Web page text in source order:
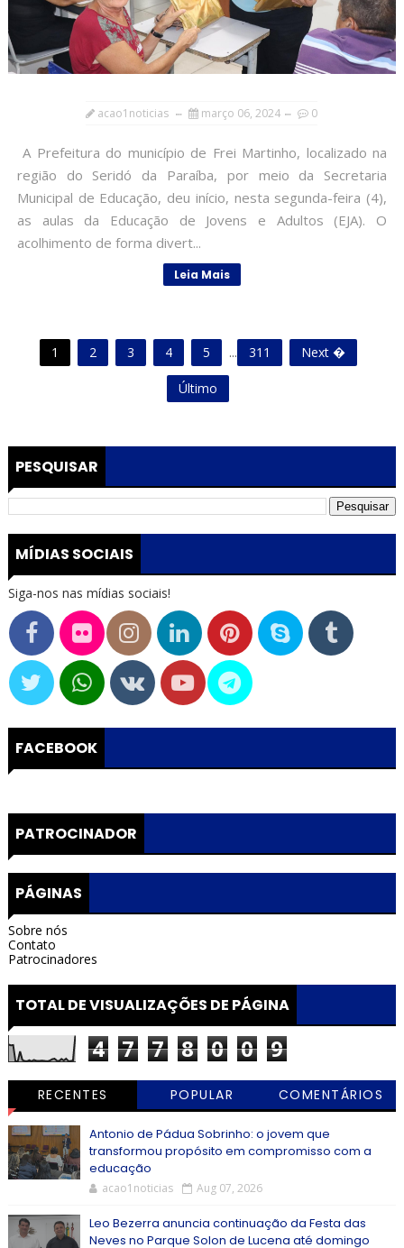
acao1noticias março 06, 2024 0
A Prefeitura do município de Frei Martinho, localizado na
região do Seridó da Paraíba, por meio da Secretaria
Municipal de Educação, deu início, nesta segunda-feira (4),
as aulas da Educação de Jovens e Adultos (EJA). O
acolhimento de forma divert...
Leia Mais
1 2 3 4 5 ... 311 Next �
Último
PESQUISAR
MÍDIAS SOCIAIS
Siga-nos nas mídias sociais!
FACEBOOK
PATROCINADOR
PÁGINAS
Sobre nós
Contato
Patrocinadores
TOTAL DE VISUALIZAÇÕES DE PÁGINA
4 7 7 8 0 0 9
RECENTES POPULAR COMENTÁRIOS
Antonio de Pádua Sobrinho: o jovem que
transformou propósito em compromisso com a
educação
acao1noticias Aug 07, 2026
Leo Bezerra anuncia continuação da Festa das
Neves no Parque Solon de Lucena até domingo